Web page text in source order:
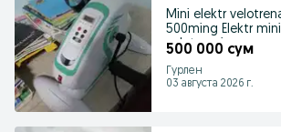
Mini elektr
500ming Elektr mini
velotrenajyor – oy
500 000 сум
Гурлен
03 августа 2026 г.